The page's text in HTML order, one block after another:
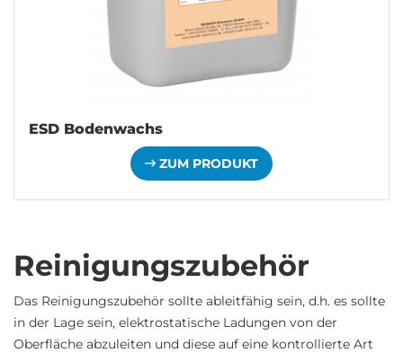
ESD Bodenwachs
ZUM PRODUKT
Reinigungszubehör
Das Reinigungszubehör sollte ableitfähig sein, d.h. es sollte
in der Lage sein, elektrostatische Ladungen von der
Oberfläche abzuleiten und diese auf eine kontrollierte Art